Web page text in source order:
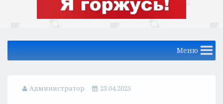
Меню
Администратор 23.04.2025